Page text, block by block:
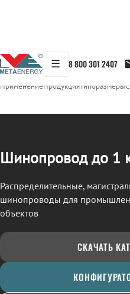
☰ 8 800 301 2407
← Продукция/ШИНОПРОВОД
ПрименениеПродукцияТипоразмеры
Шинопровод до 1
Распределительные,
шинопроводы для
объектов
СКАЧАТЬ